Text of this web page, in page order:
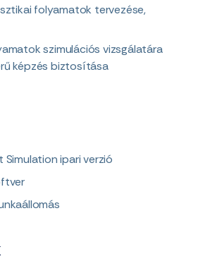
folyamatok tervezése,
szimulációs vizsgálatára
képzés biztosítása
Simulation ipari verzió